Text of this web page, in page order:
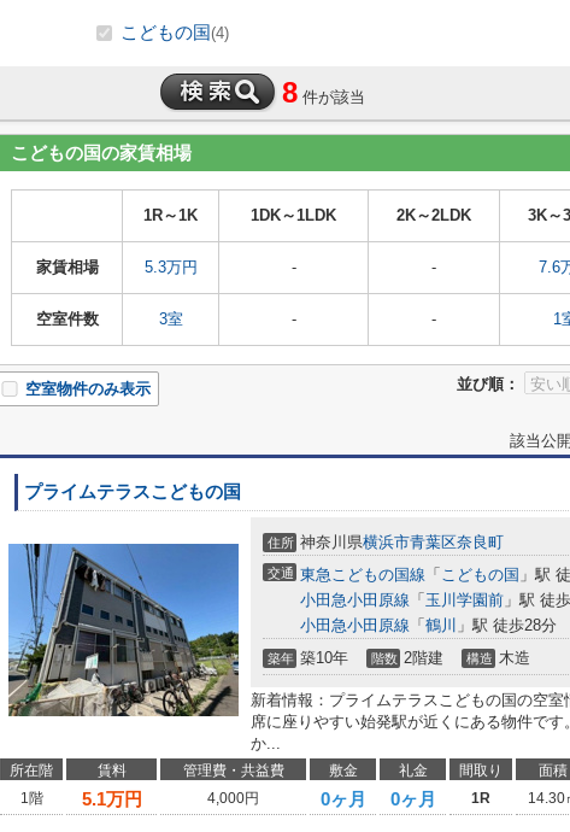
こどもの国(4)
8 件が該当
こどもの国の家賃相場
1R～1K 1DK～1LDK 2K～2LDK 3K～
家賃相場 5.3万円 - - 7.6
空室件数 3室 - - 1
並び順：
空室物件のみ表示
該当公
プライムテラスこどもの国
住所 神奈川県横浜市青葉区奈良町
交通 東急こどもの国線 「 こどもの国 」駅
小田急小田原線 「 玉川学園前 」駅 徒
小田急小田原線 「 鶴川 」駅 徒歩28分
築年 築10年 階数 2階建 構造 木造
新着情報：プライムテラスこどもの国の空
席に座りやすい始発駅が近くにある物件で
か...
所在階 賃料 管理費・共益費 敷金 礼金 間取り 面積
1階
5.1万円 4,000円 0ヶ月 0ヶ月 1R 14.30